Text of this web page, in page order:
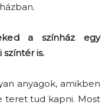
a színház egy
is.
anyagok, amikben
teret tud kapni. Most